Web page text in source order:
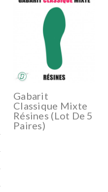
Gabarit
Classique Mixte
Résines (lot De 5
Paires)